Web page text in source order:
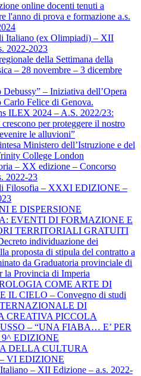
online docenti tenuti a
l'anno di prova e formazione a.s.
Italiano (ex Olimpiadi) – XII
2022-2023
della Settimana della
– 28 novembre – 3 dicembre
– Iniziativa dell’Opera
Carlo Felice di Genova.
ILEX 2024 – A.S. 2022/23:
per proteggere il nostro
le alluvioni”
Ministero dell’Istruzione e del
College London
– XX edizione – Concorso
2022-23
Filosofia – XXXI EDIZIONE –
E DISPERSIONE
EVENTI DI FORMAZIONE E
TERRITORIALI GRATUITI
individuazione dei
proposta di stipula del contratto a
da Graduatoria provinciale di
la Provincia di Imperia
COME ARTE DI
IL CIELO – Convegno di studi
DI
CREATIVA PICCOLA
– “UNA FIABA… E’ PER
9^ EDIZIONE
DELLA CULTURA
VI EDIZIONE
– XII Edizione – a.s. 2022-